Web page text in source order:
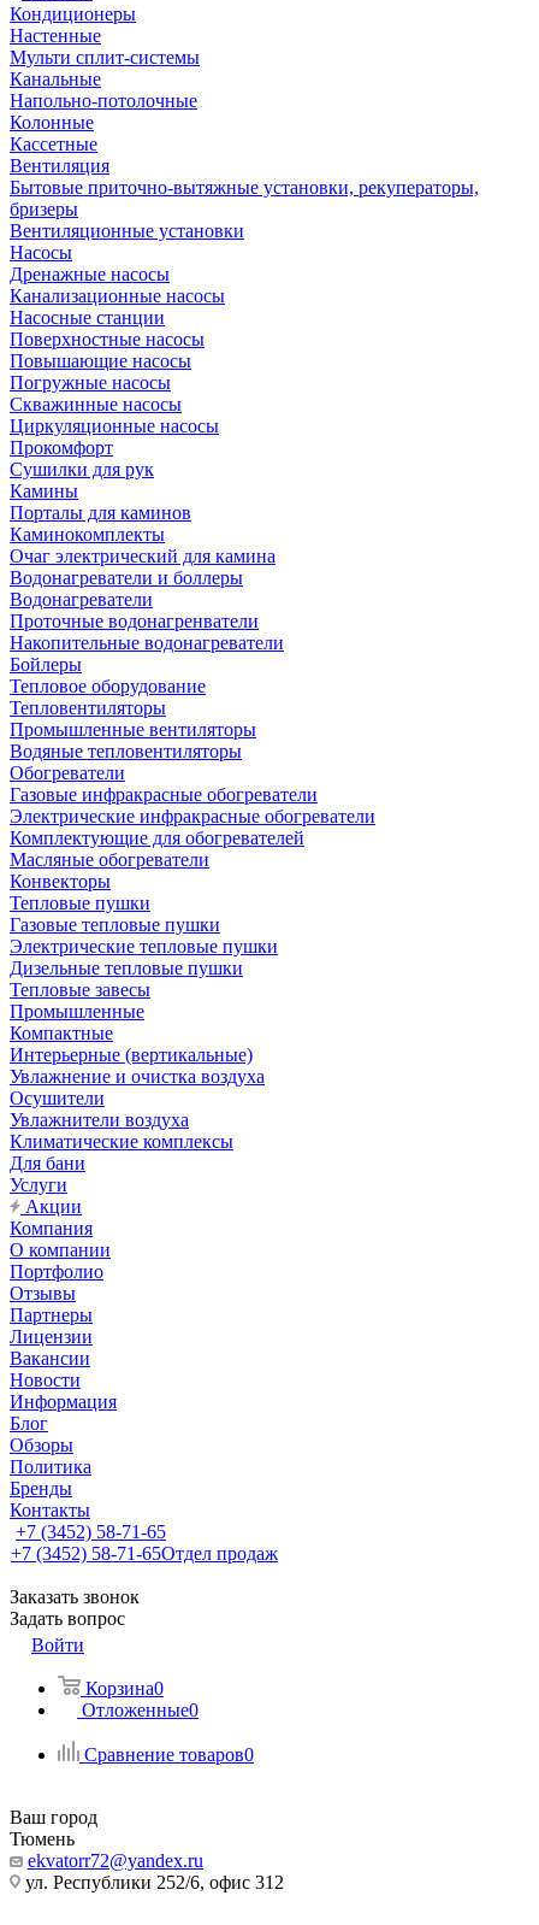
Кондиционеры
Настенные
Мульти сплит-системы
Канальные
Напольно-потолочные
Колонные
Кассетные
Вентиляция
Бытовые приточно-вытяжные установки, рекуператоры,
бризеры
Вентиляционные установки
Насосы
Дренажные насосы
Канализационные насосы
Насосные станции
Поверхностные насосы
Повышающие насосы
Погружные насосы
Скважинные насосы
Циркуляционные насосы
Прокомфорт
Сушилки для рук
Камины
Порталы для каминов
Каминокомплекты
Очаг электрический для камина
Водонагреватели и боллеры
Водонагреватели
Проточные водонагренватели
Накопительные водонагреватели
Бойлеры
Тепловое оборудование
Тепловентиляторы
Промышленные вентиляторы
Водяные тепловентиляторы
Обогреватели
Газовые инфракрасные обогреватели
Электрические инфракрасные обогреватели
Комплектующие для обогревателей
Масляные обогреватели
Конвекторы
Тепловые пушки
Газовые тепловые пушки
Электрические тепловые пушки
Дизельные тепловые пушки
Тепловые завесы
Промышленные
Компактные
Интерьерные (вертикальные)
Увлажнение и очистка воздуха
Осушители
Увлажнители воздуха
Климатические комплексы
Для бани
Услуги
Акции
Компания
О компании
Портфолио
Отзывы
Партнеры
Лицензии
Вакансии
Новости
Информация
Блог
Обзоры
Политика
Бренды
Контакты
+7 (3452) 58-71-65
+7 (3452) 58-71-65Отдел продаж
Заказать звонок
Задать вопрос
Войти
Корзина0
Отложенные0
Сравнение товаров0
Ваш город
Тюмень
ekvatorr72@yandex.ru
ул. Республики 252/6, офис 312